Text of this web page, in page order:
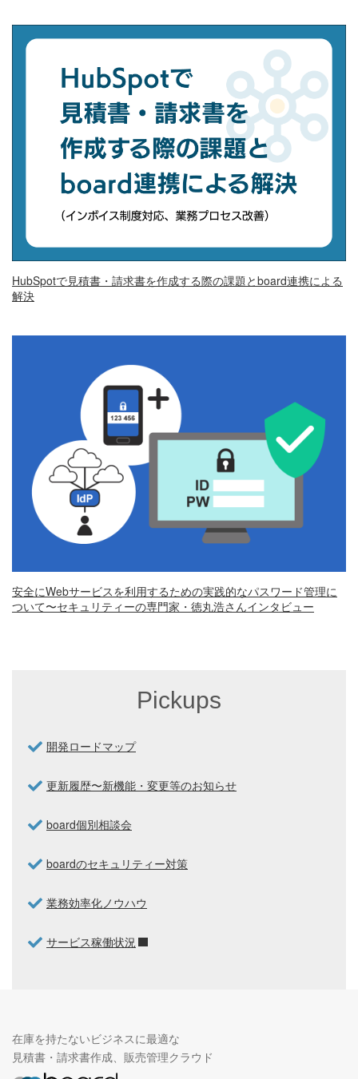
HubSpotで見積書・請求書を作成する際の課題とboard連携による
解決
安全にWebサービスを利用するための実践的なパスワード管理に
ついて〜セキュリティーの専門家・徳丸浩さんインタビュー
Pickups
開発ロードマップ
更新履歴〜新機能・変更等のお知らせ
board個別相談会
boardのセキュリティー対策
業務効率化ノウハウ
サービス稼働状況
在庫を持たないビジネスに最適な
見積書・請求書作成、販売管理クラウド